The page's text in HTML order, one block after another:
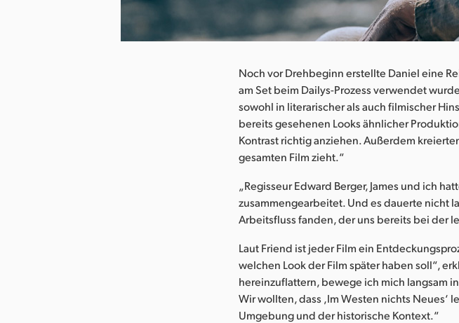
Noch vor Drehbeginn erstellte Daniel eine
am Set beim Dailys-Prozess verwendet
sowohl in literarischer als auch filmischer
bereits gesehenen Looks ähnlicher
Kontrast richtig anziehen. Außerdem
gesamten Film zieht.“
„Regisseur Edward Berger, James und ich
zusammengearbeitet. Und es dauerte nicht
Arbeitsfluss fanden, der uns bereits bei der
Laut Friend ist jeder Film ein
welchen Look der Film später haben soll“,
hereinzuflattern, bewege ich mich langsam
Wir wollten, dass ‚Im Westen nichts
Umgebung und der historische Kontext.“